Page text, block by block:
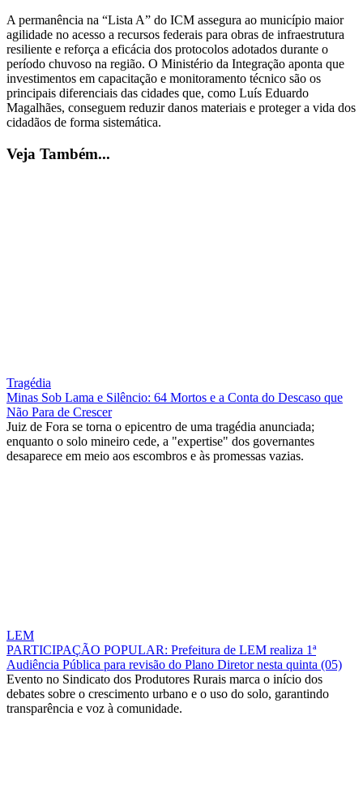
A permanência na “Lista A” do ICM assegura ao município maior
agilidade no acesso a recursos federais para obras de infraestrutura
resiliente e reforça a eficácia dos protocolos adotados durante o
período chuvoso na região. O Ministério da Integração aponta que
investimentos em capacitação e monitoramento técnico são os
principais diferenciais das cidades que, como Luís Eduardo
Magalhães, conseguem reduzir danos materiais e proteger a vida dos
cidadãos de forma sistemática.
Veja Também...
Tragédia
Minas Sob Lama e Silêncio: 64 Mortos e a Conta do Descaso que
Não Para de Crescer
Juiz de Fora se torna o epicentro de uma tragédia anunciada;
enquanto o solo mineiro cede, a "expertise" dos governantes
desaparece em meio aos escombros e às promessas vazias.
LEM
PARTICIPAÇÃO POPULAR: Prefeitura de LEM realiza 1ª
Audiência Pública para revisão do Plano Diretor nesta quinta (05)
Evento no Sindicato dos Produtores Rurais marca o início dos
debates sobre o crescimento urbano e o uso do solo, garantindo
transparência e voz à comunidade.